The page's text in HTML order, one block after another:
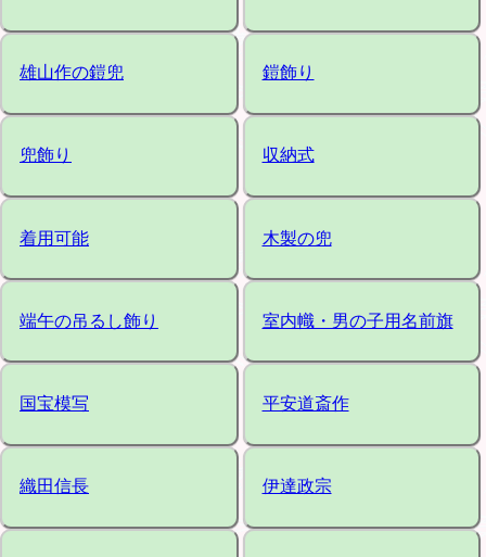
雄山作の鎧兜 鎧飾り
兜飾り 収納式
着用可能 木製の兜
端午の吊るし飾り 室内幟・男の子用名前旗
国宝模写 平安道斎作
織田信長 伊達政宗